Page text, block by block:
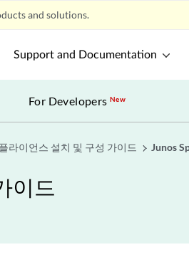
and solutions.
Support and Documentation
For DevelopersNew
라이언스 설치 및 구성 가이드 Junos
이드